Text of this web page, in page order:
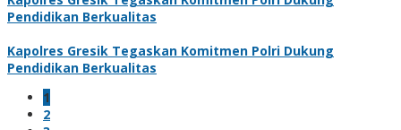
Pendidikan Berkualitas
Kapolres Gresik Tegaskan Komitmen Polri Dukung
Pendidikan Berkualitas
1
2